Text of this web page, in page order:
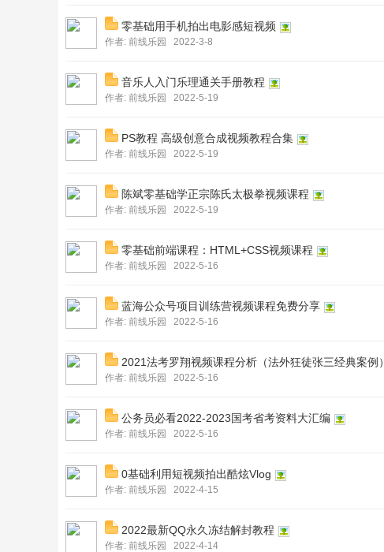
线
零基础用手机拍出电影感短视频
作者: 前线乐园 2022-3-8
音乐人入门乐理通关手册教程
作者: 前线乐园 2022-5-19
PS教程 高级创意合成视频教程合集
作者: 前线乐园 2022-5-19
陈斌零基础学正宗陈氏太极拳视频课程
作者: 前线乐园 2022-5-19
零基础前端课程：HTML+CSS视频课程
作者: 前线乐园 2022-5-16
蓝海公众号项目训练营视频课程免费分享
作者: 前线乐园 2022-5-16
2021法考罗翔视频课程分析（法外狂徒张三经典案例）
作者: 前线乐园 2022-5-16
公务员必看2022-2023国考省考资料大汇编
作者: 前线乐园 2022-5-16
0基础利用短视频拍出酷炫Vlog
作者: 前线乐园 2022-4-15
2022最新QQ永久冻结解封教程
作者: 前线乐园 2022-4-14